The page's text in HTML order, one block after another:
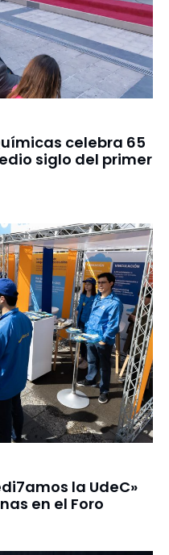
celebra 65
siglo del primer
la UdeC»
en el Foro